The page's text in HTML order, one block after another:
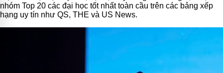
nhóm Top 20 các đại học tốt nhất toàn cầu trên các bảng xếp
hạng uy tín như QS, THE và US News.